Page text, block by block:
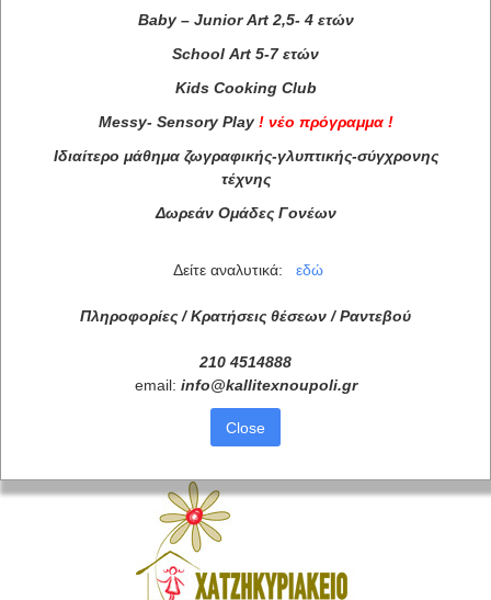
Συνεργάτες
Baby– Junior Art2,5- 4 ετών
School Art 5-7 ετών
Kids Cooking Club
Messy- Sensory Play ! νέο πρόγραμμα !
Ιδιαίτερο μάθημα ζωγραφικής-γλυπτικής-σύγχρονης
τέχνης
Δωρεάν Ομάδες Γονέων
Δείτε αναλυτικά: εδώ
Πληροφορίες / Κρατήσεις θέσεων / Ραντεβού
210 4514888
email: info@kallitexnoupoli.gr
Close